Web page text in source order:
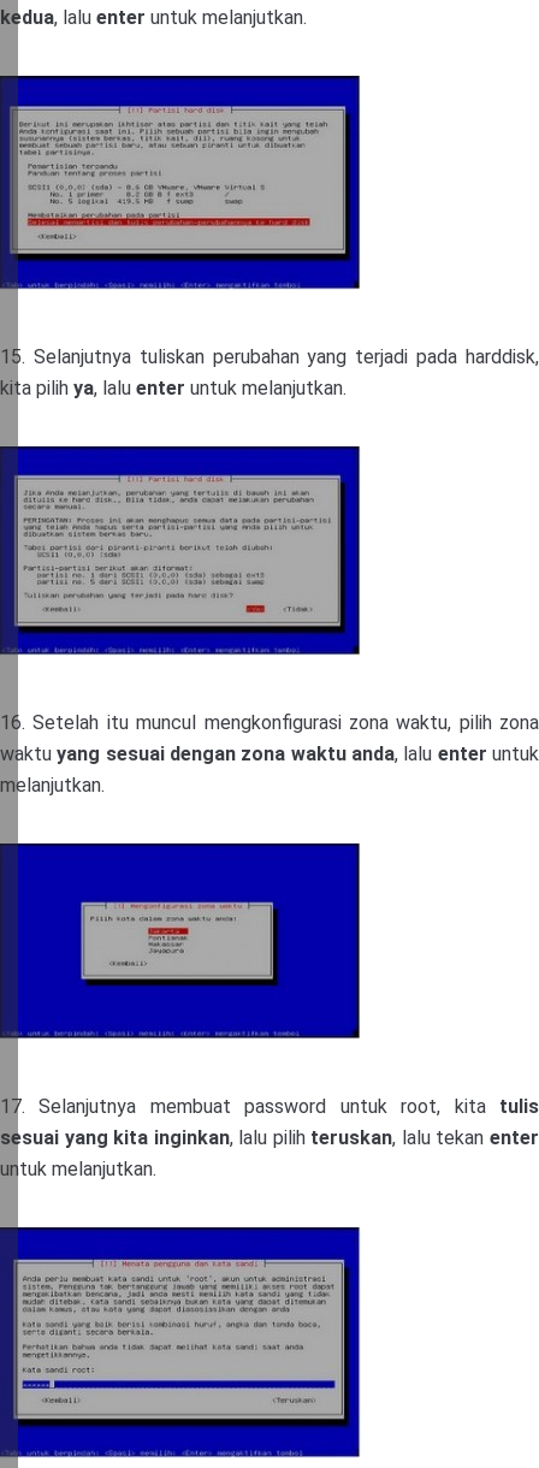
kedua, lalu enter untuk melanjutkan.
15. Selanjutnya tuliskan perubahan yang terjadi pada harddisk,
kita pilih ya, lalu enter untuk melanjutkan.
16. Setelah itu muncul mengkonfigurasi zona waktu, pilih zona
waktuyang sesuai dengan zona waktu anda, lalu enter untuk
melanjutkan.
17. Selanjutnya membuat password untuk root, kita tulis
sesuai yang kita inginkan, lalu pilih teruskan, lalu tekanenter
untuk melanjutkan.